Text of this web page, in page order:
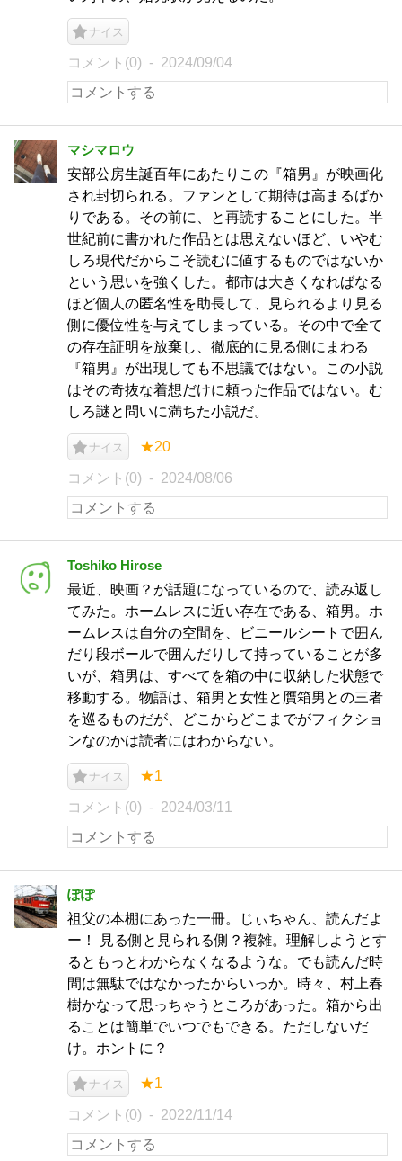
ナイス
コメント(0) 2024/09/04
マシマロウ
安部公房生誕百年にあたりこの『箱男』が映画化
され封切られる。ファンとして期待は高まるばか
りである。その前に、と再読することにした。半
世紀前に書かれた作品とは思えないほど、いやむ
しろ現代だからこそ読むに値するものではないか
という思いを強くした。都市は大きくなればなる
ほど個人の匿名性を助長して、見られるより見る
側に優位性を与えてしまっている。その中で全て
の存在証明を放棄し、徹底的に見る側にまわる
『箱男』が出現しても不思議ではない。この小説
はその奇抜な着想だけに頼った作品ではない。む
しろ謎と問いに満ちた小説だ。
ナイス ★20
コメント(0) 2024/08/06
Toshiko Hirose
最近、映画？が話題になっているので、読み返し
てみた。ホームレスに近い存在である、箱男。ホ
ームレスは自分の空間を、ビニールシートで囲ん
だり段ボールで囲んだりして持っていることが多
いが、箱男は、すべてを箱の中に収納した状態で
移動する。物語は、箱男と女性と贋箱男との三者
を巡るものだが、どこからどこまでがフィクショ
ンなのかは読者にはわからない。
ナイス ★1
コメント(0) 2024/03/11
ぽぽ
祖父の本棚にあった一冊。じぃちゃん、読んだよ
ー！ 見る側と見られる側？複雑。理解しようとす
るともっとわからなくなるような。でも読んだ時
間は無駄ではなかったからいっか。時々、村上春
樹かなって思っちゃうところがあった。箱から出
ることは簡単でいつでもできる。ただしないだ
け。ホントに？
ナイス ★1
コメント(0) 2022/11/14